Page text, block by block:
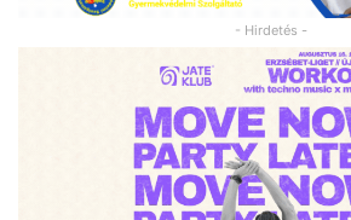
- Hirdetés -